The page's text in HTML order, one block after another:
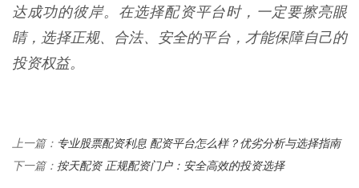
达成功的彼岸。在选择配资平台时，一定要擦亮眼
睛，选择正规、合法、安全的平台，才能保障自己的
投资权益。
上一篇： 专业股票配资利息 配资平台怎么样？优劣分析与选择指南
下一篇： 按天配资 正规配资门户：安全高效的投资选择